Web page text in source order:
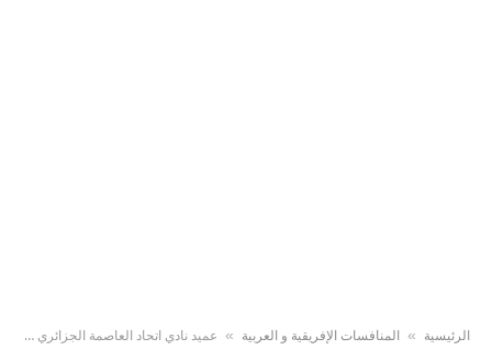
الرئيسية » المنافسات الإفريقية و العربية » عميد نادي اتحاد العاصمة الجزائري يرفض السفر إلى المغرب